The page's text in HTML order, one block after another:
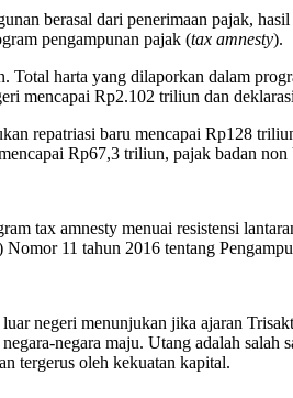
berasal dari penerimaan pajak,
pengampunan pajak (tax amnesty).
Total harta yang dilaporkan dalam
mencapai Rp2.102 triliun dan
repatriasi baru mencapai Rp128
Rp67,3 triliun, pajak badan
tax amnesty menuai resistensi
11 tahun 2016 tentang
negeri menunjukan jika ajaran
negara maju. Utang adalah
tergerus oleh kekuatan kapital.